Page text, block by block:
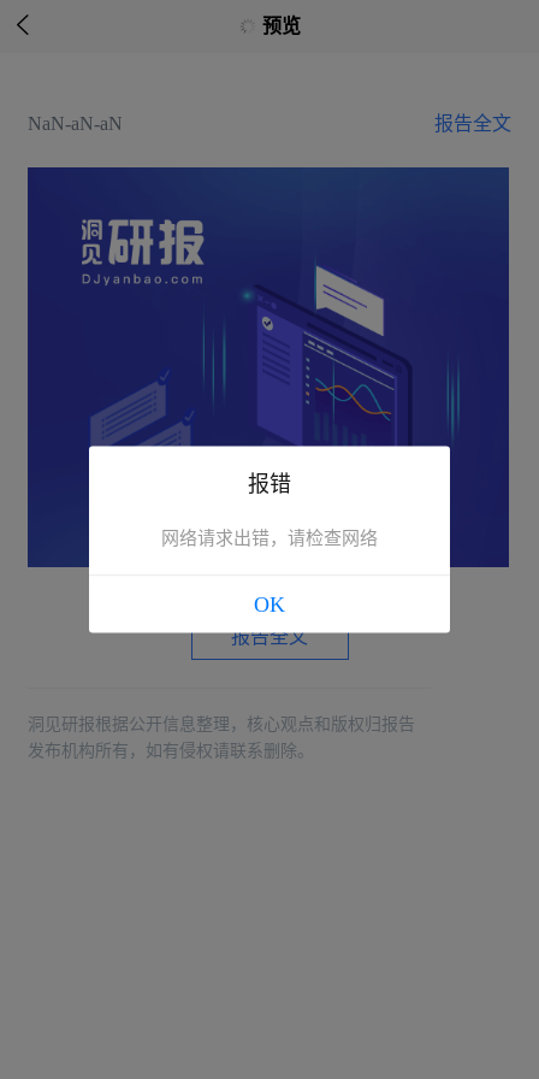
 预览
NaN-aN-aN 报告全文
报告全文
洞见研报根据公开信息整理，核心观点和版权归报告
发布机构所有，如有侵权请联系删除。
报错
网络请求出错，请检查网络
OK